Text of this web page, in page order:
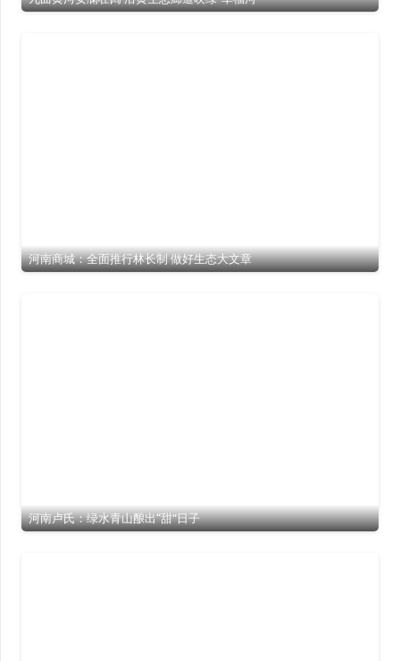
河南商城：全面推行林长制 做好生态大文章
河南卢氏：绿水青山酿出“甜”日子